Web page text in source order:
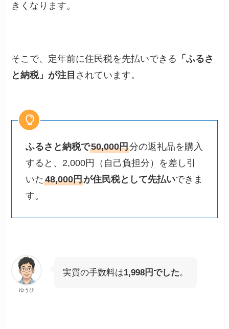
きくなります。
そこで、定年前に住民税を先払いできる 「ふるさ
と納税」が注目 されています。
ふるさと納税で50,000円分の返礼品を購入
すると、2,000円（自己負担分）を差し引
いた48,000円が住民税として先払いできま
す。
ゆうひ
実質の手数料は1,998円でした。